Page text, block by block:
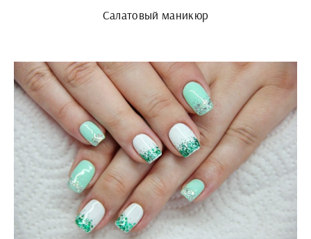
Салатовый маникюр